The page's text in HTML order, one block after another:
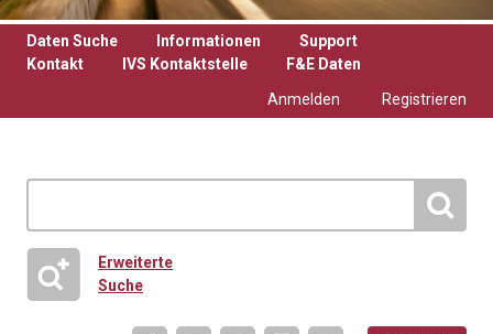
Daten Suche Informationen
Support
Kontakt
IVS Kontaktstelle
F&E Daten
Anmelden
Registrieren
Erweiterte
Suche